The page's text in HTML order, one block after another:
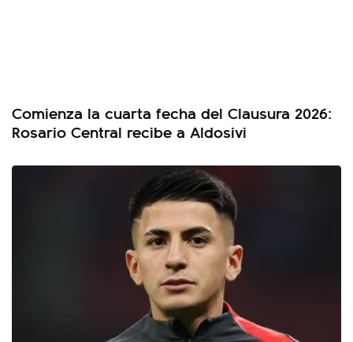
Comienza la cuarta fecha del Clausura 2026:
Rosario Central recibe a Aldosivi